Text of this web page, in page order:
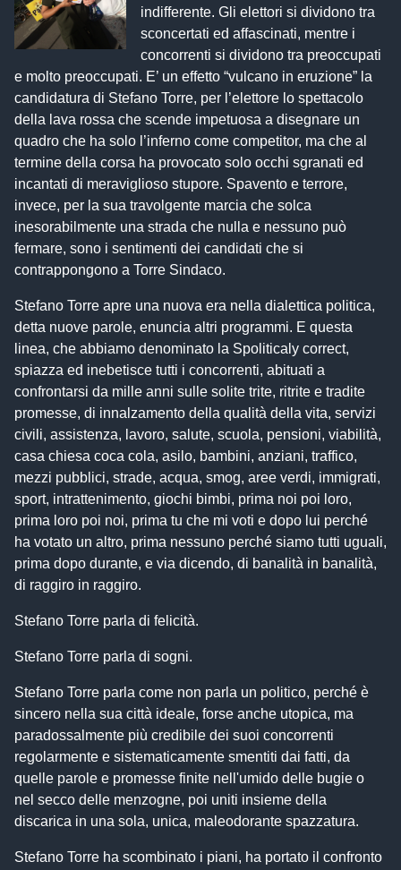
indifferente. Gli elettori si dividono tra
sconcertati ed affascinati, mentre i
concorrenti si dividono tra preoccupati
e molto preoccupati. E’ un effetto “vulcano in eruzione” la
candidatura di Stefano Torre, per l’elettore lo spettacolo
della lava rossa che scende impetuosa a disegnare un
quadro che ha solo l’inferno come competitor, ma che al
termine della corsa ha provocato solo occhi sgranati ed
incantati di meraviglioso stupore. Spavento e terrore,
invece, per la sua travolgente marcia che solca
inesorabilmente una strada che nulla e nessuno può
fermare, sono i sentimenti dei candidati che si
contrappongono a Torre Sindaco.
Stefano Torre apre una nuova era nella dialettica politica,
detta nuove parole, enuncia altri programmi. E questa
linea, che abbiamo denominato la Spoliticaly correct,
spiazza ed inebetisce tutti i concorrenti, abituati a
confrontarsi da mille anni sulle solite trite, ritrite e tradite
promesse, di innalzamento della qualità della vita, servizi
civili, assistenza, lavoro, salute, scuola, pensioni, viabilità,
casa chiesa coca cola, asilo, bambini, anziani, traffico,
mezzi pubblici, strade, acqua, smog, aree verdi, immigrati,
sport, intrattenimento, giochi bimbi, prima noi poi loro,
prima loro poi noi, prima tu che mi voti e dopo lui perché
ha votato un altro, prima nessuno perché siamo tutti uguali,
prima dopo durante, e via dicendo, di banalità in banalità,
di raggiro in raggiro.
Stefano Torre parla di felicità.
Stefano Torre parla di sogni.
Stefano Torre parla come non parla un politico, perché è
sincero nella sua città ideale, forse anche utopica, ma
paradossalmente più credibile dei suoi concorrenti
regolarmente e sistematicamente smentiti dai fatti, da
quelle parole e promesse finite nell'umido delle bugie o
nel secco delle menzogne, poi uniti insieme della
discarica in una sola, unica, maleodorante spazzatura.
Stefano Torre ha scombinato i piani, ha portato il confronto